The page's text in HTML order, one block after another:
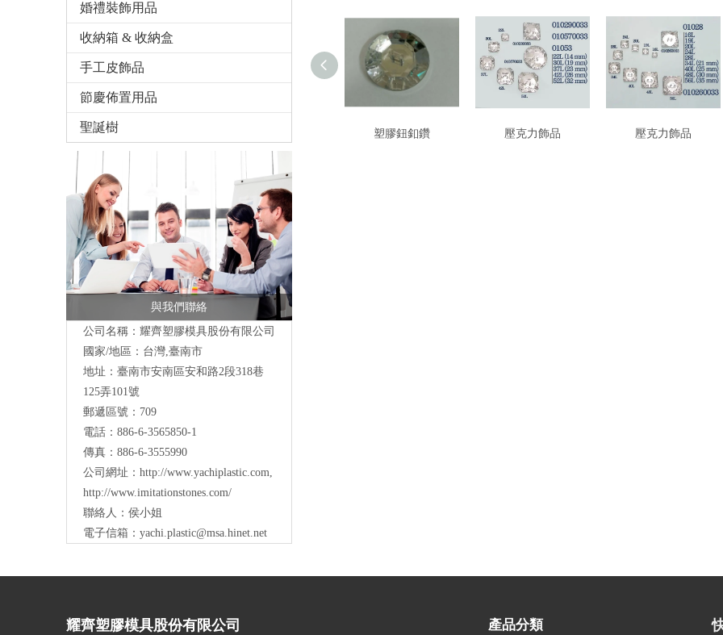
婚禮裝飾用品
收納箱 & 收納盒
手工皮飾品
節慶佈置用品
聖誕樹
與我們聯絡
公司名稱：耀齊塑膠模具股份有限公司
國家/地區：台灣,臺南市
地址：臺南市安南區安和路2段318巷
125弄101號
郵遞區號：709
電話：886-6-3565850-1
傳真：886-6-3555990
公司網址： http://www.yachiplastic.com,
http://www.imitationstones.com/
聯絡人：侯小姐
電子信箱： yachi.plastic@msa.hinet.net
塑膠鈕釦鑽 壓克力飾品 壓克力飾品
耀齊塑膠模具股份有限公司 產品分類